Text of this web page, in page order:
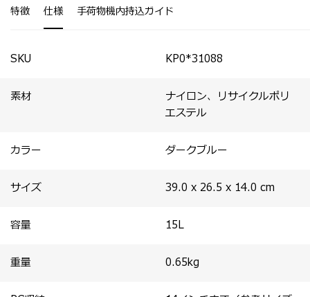
・両サイドにファスナーポケットがあり、ボトル収納に対
・スーツケースにセットアップ可能なスマートスリーブを
特徴 仕様 手荷物機内持込ガイド
SKU KP0*31088
素材
ナイロン、リサイクルポリ
エステル
カラー ダークブルー
サイズ 39.0 x 26.5 x 14.0 cm
容量 15L
重量 0.65kg